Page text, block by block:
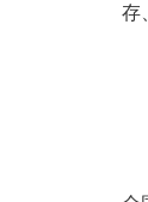
存